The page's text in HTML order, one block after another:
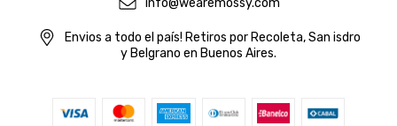
info@wearemossy.com
Envios a todo el país! Retiros por Recoleta, San isdro
y Belgrano en Buenos Aires.